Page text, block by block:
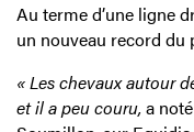
Au terme d’une ligne
un nouveau record du
« Les chevaux autour
et il a peu couru, a